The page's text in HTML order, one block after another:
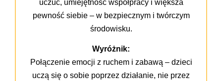
uczuć, umiejętność współpracy i większa
pewność siebie – w bezpiecznym i twórczym
środowisku.
Wyróżnik:
Połączenie emocji z ruchem i zabawą – dzieci
uczą się o sobie poprzez działanie, nie przez